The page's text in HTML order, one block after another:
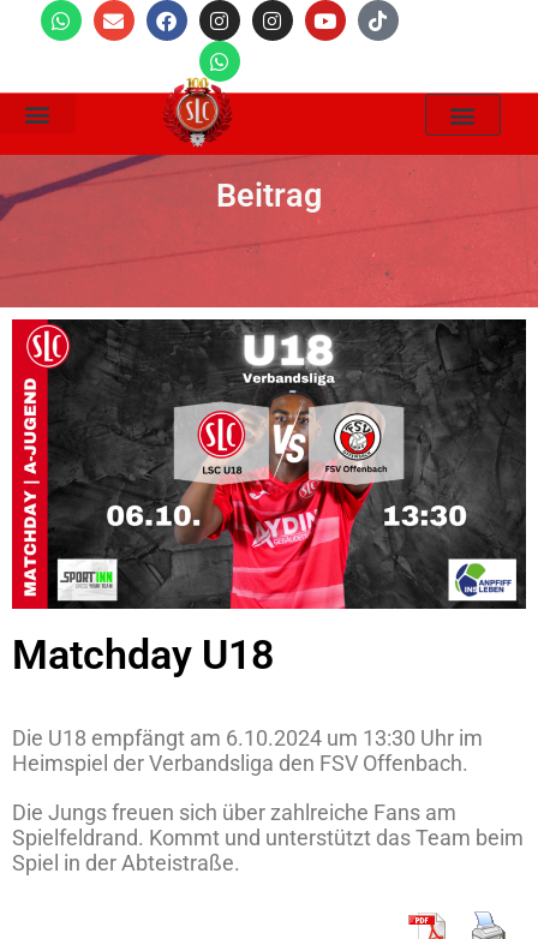
Beitrag
Matchday U18
Die U18 empfängt am 6.10.2024 um 13:30 Uhr im
Heimspiel der Verbandsliga den FSV Offenbach.
Die Jungs freuen sich über zahlreiche Fans am
Spielfeldrand. Kommt und unterstützt das Team beim
Spiel in der Abteistraße.